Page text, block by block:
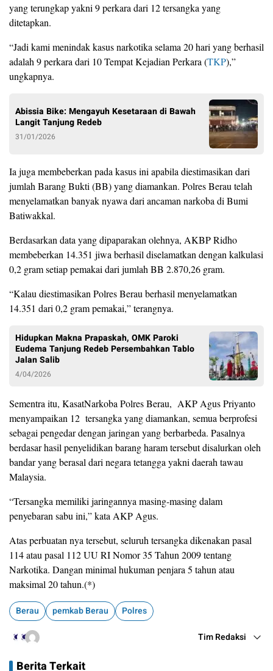
yang terungkap yakni 9 perkara dari 12 tersangka yang
ditetapkan.
“Jadi kami menindak kasus narkotika selama 20 hari yang berhasil
adalah 9 perkara dari 10 Tempat Kejadian Perkara (TKP),”
ungkapnya.
Abissia Bike: Mengayuh Kesetaraan di Bawah
Langit Tanjung Redeb
31/01/2026
Ia juga membeberkan pada kasus ini apabila diestimasikan dari
jumlah Barang Bukti (BB) yang diamankan. Polres Berau telah
menyelamatkan banyak nyawa dari ancaman narkoba di Bumi
Batiwakkal.
Berdasarkan data yang dipaparakan olehnya, AKBP Ridho
membeberkan 14.351 jiwa berhasil diselamatkan dengan kalkulasi
0,2 gram setiap pemakai dari jumlah BB 2.870,26 gram.
“Kalau diestimasikan Polres Berau berhasil menyelamatkan
14.351 dari 0,2 gram pemakai,” terangnya.
Hidupkan Makna Prapaskah, OMK Paroki
Eudema Tanjung Redeb Persembahkan Tablo
Jalan Salib
4/04/2026
Sementra itu, KasatNarkoba Polres Berau, AKP Agus Priyanto
menyampaikan 12 tersangka yang diamankan, semua berprofesi
sebagai pengedar dengan jaringan yang berbarbeda. Pasalnya
berdasar hasil penyelidikan barang haram tersebut disalurkan oleh
bandar yang berasal dari negara tetangga yakni daerah tawau
Malaysia.
“Tersangka memiliki jaringannya masing-masing dalam
penyebaran sabu ini,” kata AKP Agus.
Atas perbuatan nya tersebut, seluruh tersangka dikenakan pasal
114 atau pasal 112 UU RI Nomor 35 Tahun 2009 tentang
Narkotika. Dangan minimal hukuman penjara 5 tahun atau
maksimal 20 tahun.(*)
Berau pemkab Berau Polres
Tim Redaksi
Berita Terkait